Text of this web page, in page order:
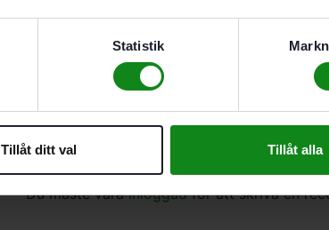
Statistik
Tillåt ditt val Tillåt alla
För HK 85
Diameter 230 mm; Snittbredd 2.5 mm;
Spånvinkel -5 °; Tandform TF
Det finns inga recensioner än.
Bli först med att recensera ”Festool –
TF76”
Du måste varainloggadför att skriva en